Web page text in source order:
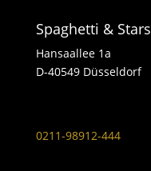
Spaghetti & Stars
Hansaallee 1a
D-40549 Düsseldorf
0211-98912-444